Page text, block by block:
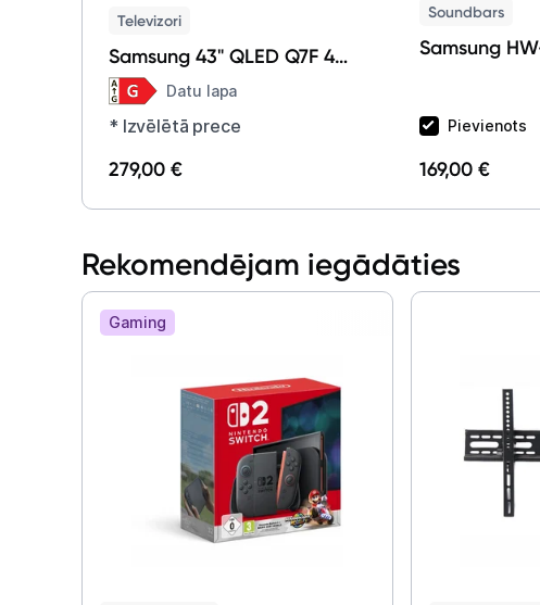
Televizori
Samsung 43" QLED Q7F 4K
Vision AI Smart TV (2025)
QE43Q7FAAUXXH
Datu lapa
* Izvēlētā prece
279,00 €
Soundbars
Samsung
Pievienots
169,00 €
Rekomendējam iegādāties
Gaming